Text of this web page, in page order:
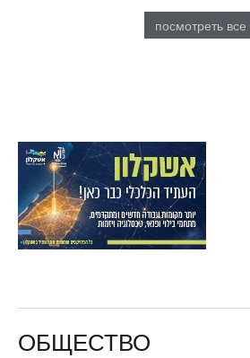
посмотреть все
ОБЩЕСТВО